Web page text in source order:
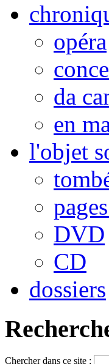
opéra
da
en
l'objet
DVD
CD
dossiers
Chercher dans ce site :